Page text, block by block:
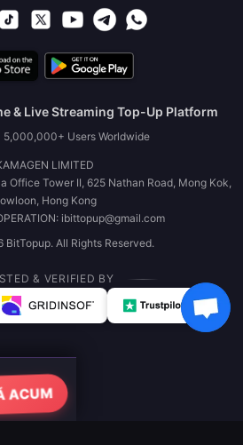
ACUM
& Live Streaming Top-Up Platform
5,000,000+ Users Worldwide
LIMITED
Office Tower II, 625 Nathan Road, Mong Kok,
Hong Kong
ibittopup@gmail.com
All Rights Reserved.
& VERIFIED BY